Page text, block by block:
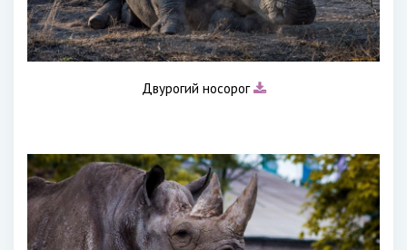
Двурогий носорог